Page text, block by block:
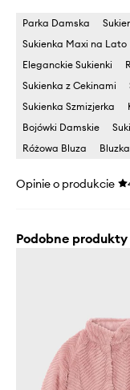
Parka Damska
Sukienka Maxi na Lato
Eleganckie Sukienki
Sukienka z Cekinami
Sukienka Szmizjerka
Bojówki Damskie
Różowa Bluza
Opinie o produkcie
Podobne produkty